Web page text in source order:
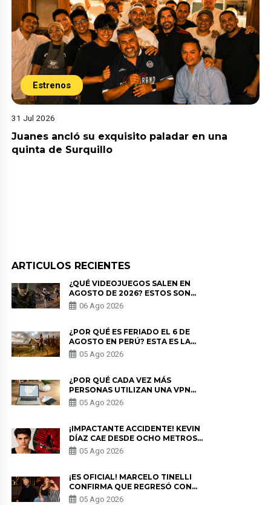
Estrenos
31 Jul 2026
Juanes ancló su exquisito paladar en una
quinta de Surquillo
ARTICULOS RECIENTES
¿QUÉ VIDEOJUEGOS SALEN EN
AGOSTO DE 2026? ESTOS SON
LOS ESTRENOS MÁS ESPERADOS
06 Ago 2026
¿POR QUÉ ES FERIADO EL 6 DE
AGOSTO EN PERÚ? ESTA ES LA
HISTORIA
05 Ago 2026
¿POR QUÉ CADA VEZ MÁS
PERSONAS UTILIZAN UNA VPN
PARA PROTEGER SU
PRIVACIDAD?
05 Ago 2026
¡IMPACTANTE ACCIDENTE! KEVIN
DÍAZ CAE DESDE OCHO METROS
EN “ESTO ES GUERRA” Y GENERA
PREOCUPACIÓN
05 Ago 2026
¡ES OFICIAL! MARCELO TINELLI
CONFIRMA QUE REGRESÓ CON
MILETT FIGUEROA: “EL AMOR
05 Ago 2026